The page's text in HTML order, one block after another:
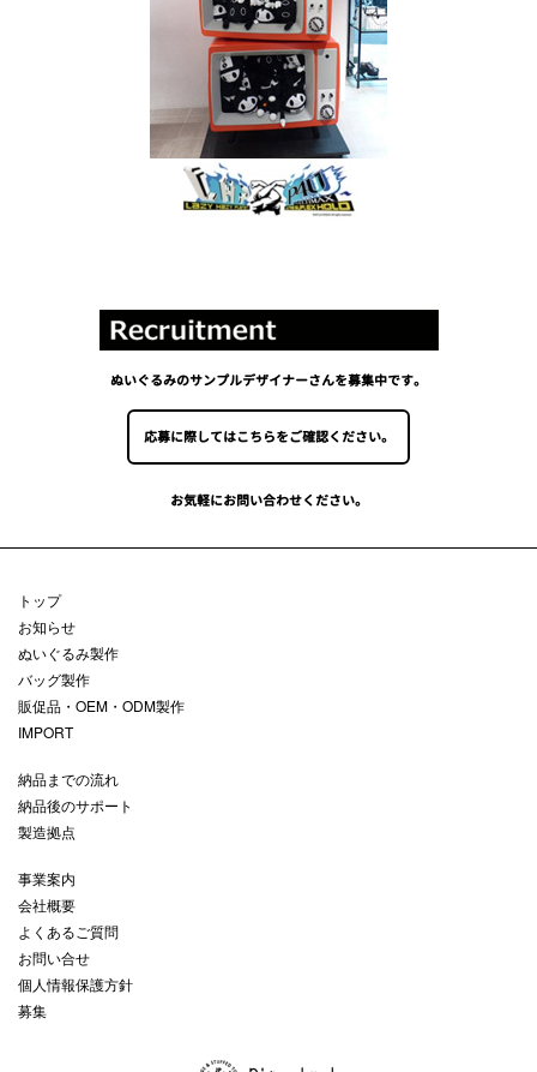
ぬいぐるみのサンプルデザイナーさんを募集中です。
応募に際してはこちらをご確認ください。
お気軽にお問い合わせください。
トップ
お知らせ
ぬいぐるみ製作
バッグ製作
販促品・OEM・ODM製作
IMPORT
納品までの流れ
納品後のサポート
製造拠点
事業案内
会社概要
よくあるご質問
お問い合せ
個人情報保護方針
募集